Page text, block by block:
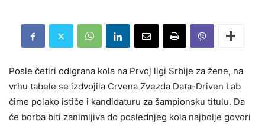
Posle četiri odigrana kola na Prvoj ligi Srbije za žene, na
vrhu tabele se izdvojila Crvena Zvezda Data-Driven Lab
čime polako ističe i kandidaturu za šampionsku titulu. Da
će borba biti zanimljiva do poslednjeg kola najbolje govori